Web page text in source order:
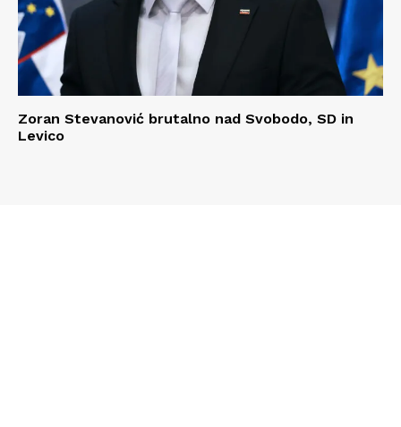
Zoran Stevanović brutalno nad Svobodo, SD in
Levico